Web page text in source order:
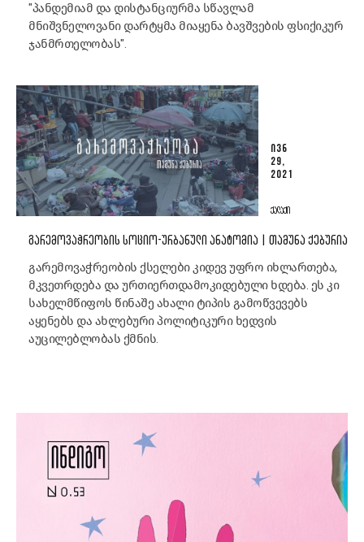
"პანდემიამ და დისტანციურმა სწავლამ
მნიშვნელოვანი დარტყმა მიაყენა ბავშვების ფსიქიკურ
ჯანმრთელობას".
ᲘᲕᲜ
29,
2021
ᲥᲐᲚᲐᲥᲘ
ᲒᲐᲠᲔᲛᲝᲕᲐᲭᲠᲔᲝᲑᲘᲡ ᲡᲝᲪᲘᲝ-ᲣᲠᲑᲐᲜᲣᲚᲘ ᲐᲜᲐᲢᲝᲛᲘᲐ | ᲗᲐᲛᲣᲜᲐ ᲥᲔᲑᲣᲠᲘᲐ
გარემოვაჭრეობის ქსელები კიდევ უფრო იხლართება,
მკვეთრდება და ურთიერთდამოკიდებული ხდება. ეს კი
სახელმწიფოს წინაშე ახალი ტიპის გამოწვევებს
აყენებს და ახლებური პოლიტიკური ხედვის
აუცილებლობას ქმნის.